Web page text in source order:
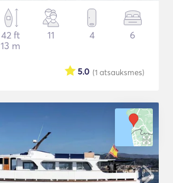
42 ft
13 m
11 4 6
(1 atsauksmes)
5.0